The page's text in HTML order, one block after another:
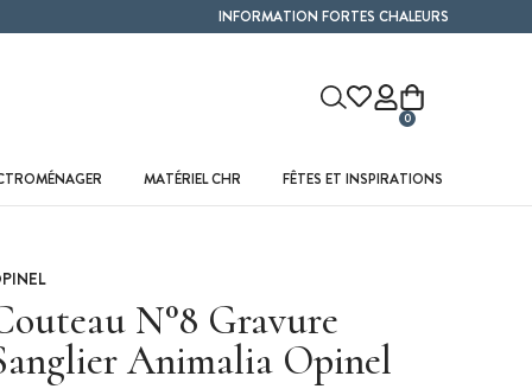
INFORMATION FORTES CHALEURS
0
MATÉRIEL CHR FÊTES ET INSPIRATIONS
N°8 Gravure
Animalia Opinel